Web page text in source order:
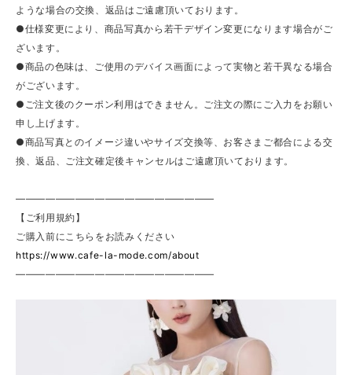
ような場合の交換、返品はご遠慮頂いております。
●仕様変更により、商品写真から若干デザイン変更になります場合がご
ざいます。
●商品の色味は、ご使用のデバイス画面によって実物と若干異なる場合
がございます。
●ご注文後のクーポン利用はできません。ご注文の際にご入力をお願い
申し上げます。
●商品写真とのイメージ違いやサイズ交換等、お客さまご都合による交
換、返品、ご注文確定後キャンセルはご遠慮頂いております。
————————————————————
【ご利用規約】
ご購入前にこちらをお読みください
https://www.cafe-la-mode.com/about
————————————————————